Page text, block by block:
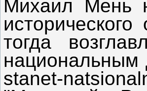
Михаил Мень
тогда
национальным
stanet-